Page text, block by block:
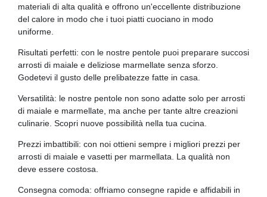
materiali di alta qualità e offrono un'eccellente distribuzione
del calore in modo che i tuoi piatti cuociano in modo
uniforme.
Risultati perfetti: con le nostre pentole puoi preparare succosi
arrosti di maiale e deliziose marmellate senza sforzo.
Godetevi il gusto delle prelibatezze fatte in casa.
Versatilità: le nostre pentole non sono adatte solo per arrosti
di maiale e marmellate, ma anche per tante altre creazioni
culinarie. Scopri nuove possibilità nella tua cucina.
Prezzi imbattibili: con noi ottieni sempre i migliori prezzi per
arrosti di maiale e vasetti per marmellata. La qualità non
deve essere costosa.
Consegna comoda: offriamo consegne rapide e affidabili in